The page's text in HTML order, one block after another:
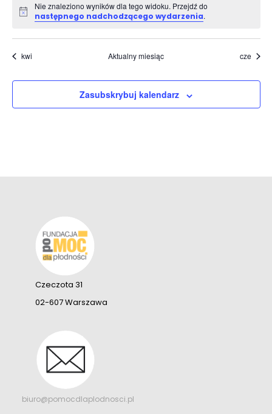
Powiadomienie
Nie znaleziono wyników dla tego widoku. Przejdź do
następnego nadchodzącego wydarzenia.
kwi Aktualny miesiąc cze
Zasubskrybuj kalendarz
Czeczota 31
02-607 Warszawa
biuro@pomocdlaplodnosci.pl